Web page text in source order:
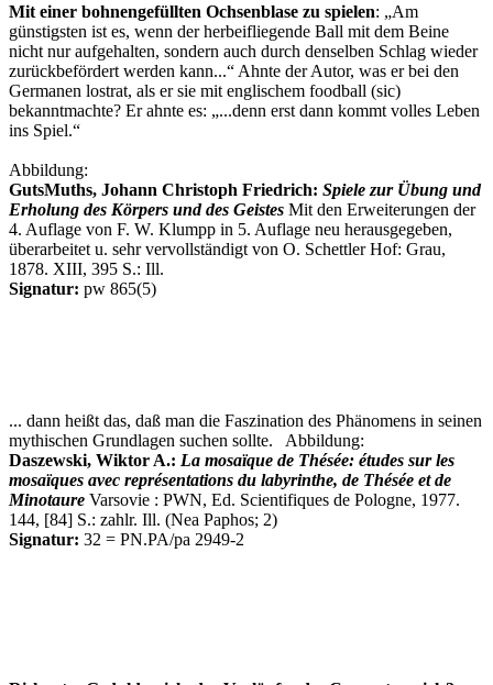
Mit einer bohnengefüllten Ochsenblase zu spielen: „Am
günstigsten ist es, wenn der herbeifliegende Ball mit dem Beine
nicht nur aufgehalten, sondern auch durch denselben Schlag wieder
zurückbefördert werden kann...“ Ahnte der Autor, was er bei den
Germanen lostrat, als er sie mit englischem foodball (sic)
bekanntmachte? Er ahnte es: „...denn erst dann kommt volles Leben
ins Spiel.“
Abbildung:
GutsMuths, Johann Christoph Friedrich: Spiele zur Übung und
Erholung des Körpers und des Geistes Mit den Erweiterungen der
4. Auflage von F. W. Klumpp in 5. Auflage neu herausgegeben,
überarbeitet u. sehr vervollständigt von O. Schettler Hof: Grau,
1878. XIII, 395 S.: Ill.
Signatur: pw 865(5)
... dann heißt das, daß man die Faszination des Phänomens in seinen
mythischen Grundlagen suchen sollte. Abbildung:
Daszewski, Wiktor A.: La mosaïque de Thésée: études sur les
mosaïques avec représentations du labyrinthe, de Thésée et de
Minotaure Varsovie : PWN, Ed. Scientifiques de Pologne, 1977.
144, [84] S.: zahlr. Ill. (Nea Paphos; 2)
Signatur: 32 = PN.PA/pa 2949-2